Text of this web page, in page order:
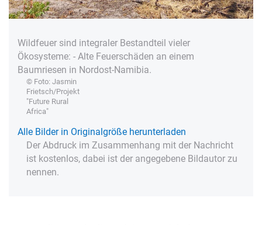
Wildfeuer sind integraler Bestandteil vieler
Ökosysteme: - Alte Feuerschäden an einem
Baumriesen in Nordost-Namibia.
© Foto: Jasmin
Frietsch/Projekt
"Future Rural
Africa"
Alle Bilder in Originalgröße herunterladen
Der Abdruck im Zusammenhang mit der Nachricht
ist kostenlos, dabei ist der angegebene Bildautor zu
nennen.